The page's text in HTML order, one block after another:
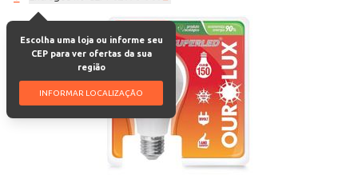
Escolha uma loja ou informe seu
CEP para ver ofertas da sua
região
INFORMAR LOCALIZAÇÃO